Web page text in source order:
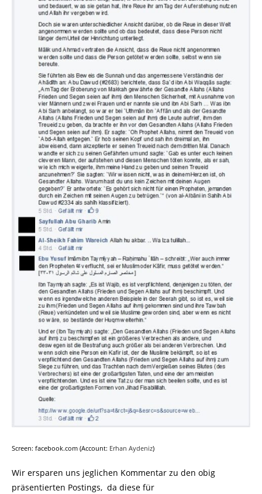
Screen: facebook.com (Account: Erhan Aydeniz)
Wir ersparen uns jeglichen Kommentar zu den obig
präsentierten Postings, da diese für